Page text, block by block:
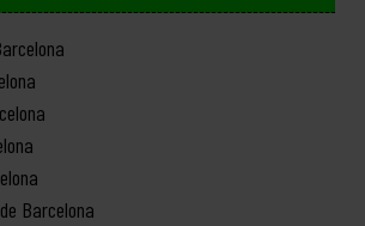
Barcelona